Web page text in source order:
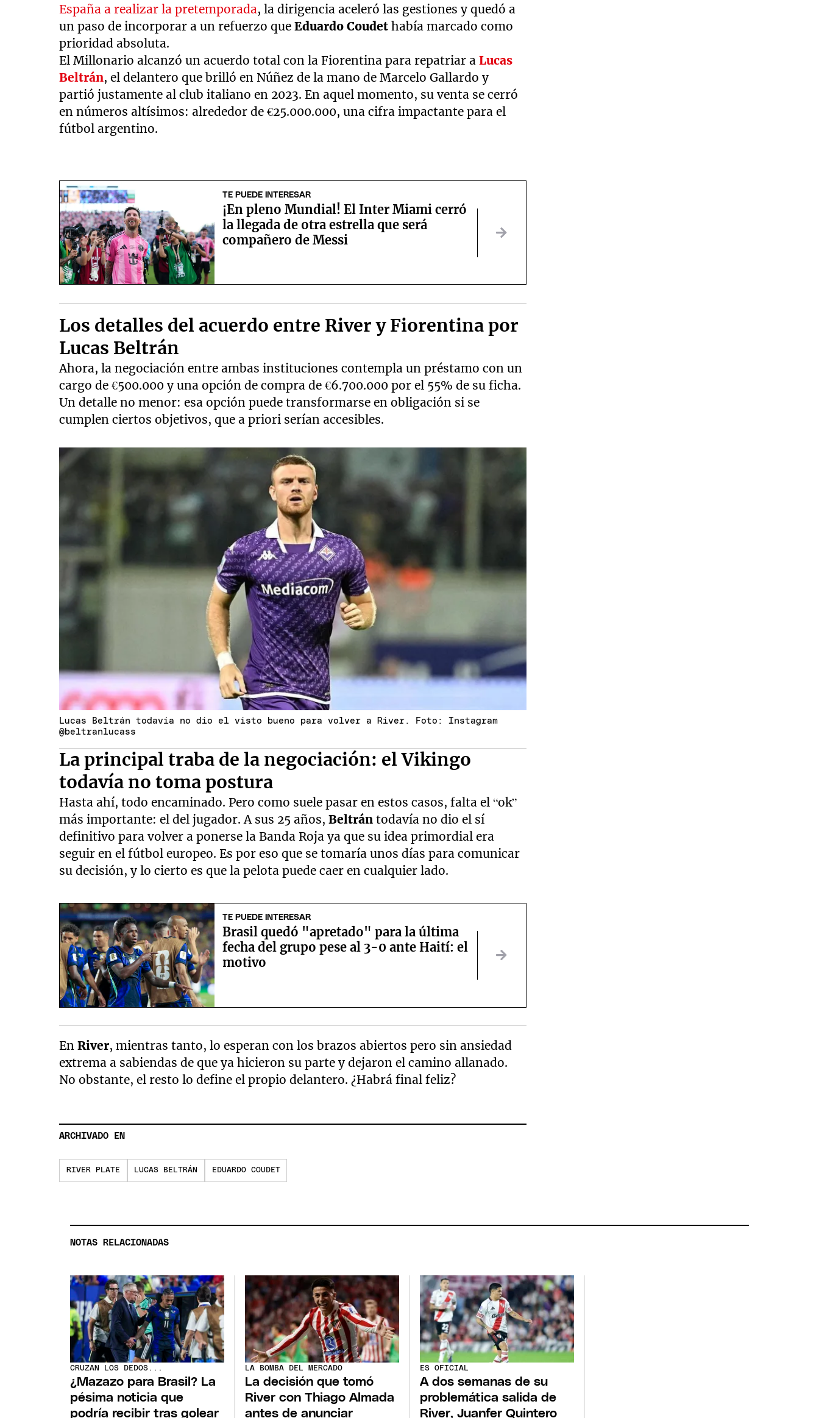
España a realizar la pretemporada, la dirigencia aceleró las gestiones y quedó a
un paso de incorporar a un refuerzo queEduardo Coudet había marcado como
prioridad absoluta.
El Millonario alcanzó un acuerdo total con la Fiorentina para repatriar aLucas
Beltrán, el delantero que brilló en Núñez de la mano de Marcelo Gallardo y
partió justamente al club italiano en 2023. En aquel momento, su venta se cerró
en números altísimos: alrededor de €25.000.000, una cifra impactante para el
fútbol argentino.
TE PUEDE INTERESAR
¡En pleno Mundial! El Inter Miami cerró
la llegada de otra estrella que será
compañero de Messi
Los detalles del acuerdo entre River y Fiorentina por
Lucas Beltrán
Ahora, la negociación entre ambas instituciones contempla un préstamo con un
cargo de €500.000 y una opción de compra de €6.700.000 por el 55% de su ficha.
Un detalle no menor: esa opción puede transformarse en obligación si se
cumplen ciertos objetivos, que a priori serían accesibles.
Lucas Beltrán todavía no dio el visto bueno para volver a River. Foto: Instagram
@beltranlucass
La principal traba de la negociación: el Vikingo
todavía no toma postura
Hasta ahí, todo encaminado. Pero como suele pasar en estos casos, falta el “ok”
más importante: el del jugador. A sus 25 años,Beltrántodavía no dio el sí
definitivo para volver a ponerse la Banda Roja ya que su idea primordial era
seguir en el fútbol europeo. Es por eso que se tomaría unos días para comunicar
su decisión, y lo cierto es que la pelota puede caer en cualquier lado.
TE PUEDE INTERESAR
Brasil quedó "apretado" para la última
fecha del grupo pese al 3-0 ante Haití: el
motivo
EnRiver, mientras tanto, lo esperan con los brazos abiertos pero sin ansiedad
extrema a sabiendas de que ya hicieron su parte y dejaron el camino allanado.
No obstante, el resto lo define el propio delantero. ¿Habrá final feliz?
ARCHIVADO EN
RIVER PLATE LUCAS BELTRÁN EDUARDO COUDET
NOTAS RELACIONADAS
CRUZAN LOS DEDOS...
¿Mazazo para Brasil? La
pésima noticia que
podría recibir tras golear
LA BOMBA DEL MERCADO
La decisión que tomó
River con Thiago Almada
antes de anunciar
ES OFICIAL
A dos semanas de su
problemática salida de
River, Juanfer Quintero